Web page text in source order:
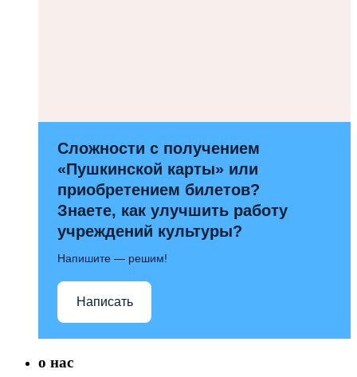
Сложности с получением
«Пушкинской карты» или
приобретением билетов?
Знаете, как улучшить работу
учреждений культуры?
Напишите — решим!
Написать
о нас